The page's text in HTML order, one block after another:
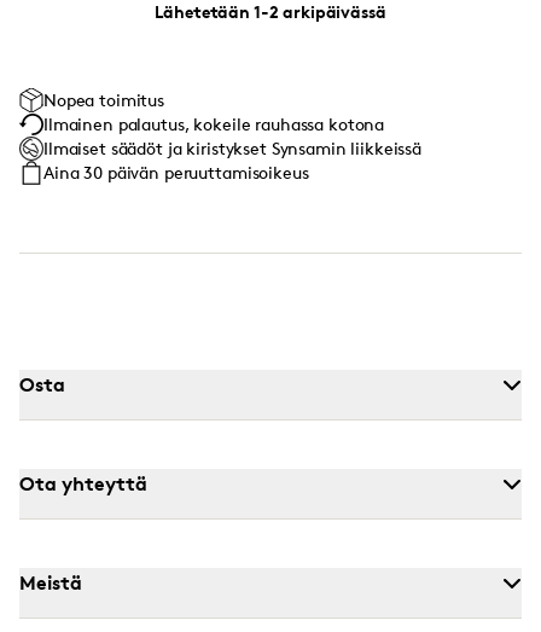
Lähetetään 1-2 arkipäivässä
Nopea toimitus
Ilmainen palautus, kokeile rauhassa kotona
Ilmaiset säädöt ja kiristykset Synsamin liikkeissä
Aina 30 päivän peruuttamisoikeus
Osta
Ota yhteyttä
Meistä